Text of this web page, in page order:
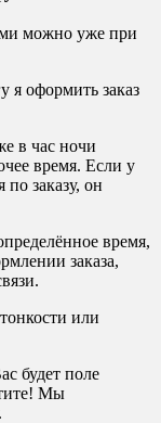
можно уже при
я оформить заказ
в час ночи
время. Если у
заказу, он
время,
заказа,
или
будет поле
Мы